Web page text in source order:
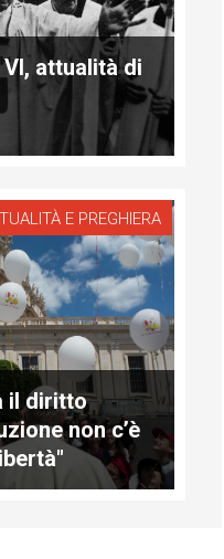
attualità di
E PREGHIERA
il diritto
non c’è